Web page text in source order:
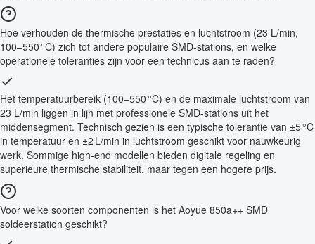
Hoe verhouden de thermische prestaties en luchtstroom (23 L/min,
100–550 °C) zich tot andere populaire SMD-stations, en welke
operationele toleranties zijn voor een technicus aan te raden?
Het temperatuurbereik (100–550 °C) en de maximale luchtstroom van
23 L/min liggen in lijn met professionele SMD-stations uit het
middensegment. Technisch gezien is een typische tolerantie van ±5 °C
in temperatuur en ±2 L/min in luchtstroom geschikt voor nauwkeurig
werk. Sommige high-end modellen bieden digitale regeling en
superieure thermische stabiliteit, maar tegen een hogere prijs.
Voor welke soorten componenten is het Aoyue 850a++ SMD
soldeerstation geschikt?